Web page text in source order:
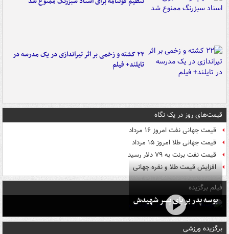
۲۲ کشته و زخمی بر اثر تیراندازی در یک مدرسه در
تایلند+ فیلم
قیمت‌های روز در یک نگاه
قیمت جهانی نفت امروز ۱۶ مرداد
قیمت جهانی طلا امروز ۱۵ مرداد
قیمت نفت برنت به ۷۹ دلار رسید
افزایش قیمت طلا و نقره جهانی
فیلم برگزیده
بوسه‌ پدر بر پای پسر شهیدش
برگزیده ورزشی